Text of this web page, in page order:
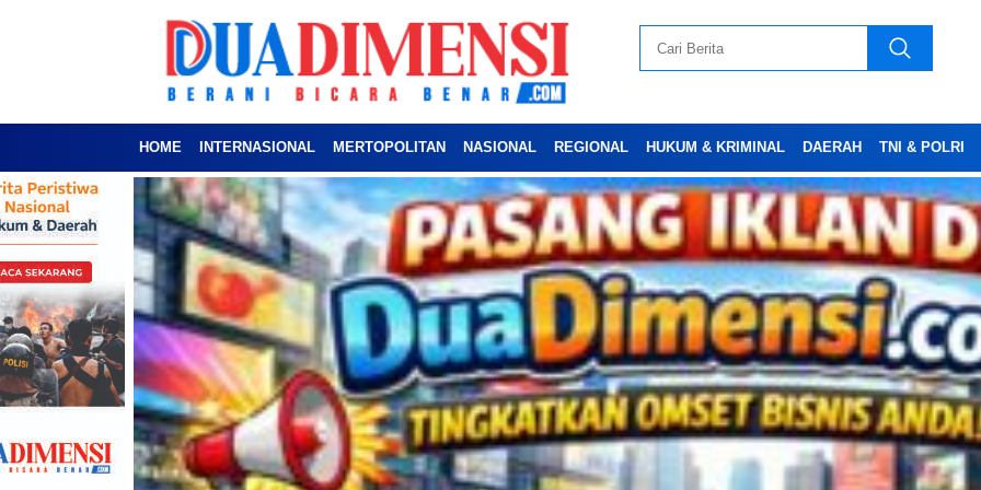
HOME INTERNASIONAL MERTOPOLITAN NASIONAL REGIONAL HUKUM & KRIMINAL DAERAH TNI & POLRI
Advertesment